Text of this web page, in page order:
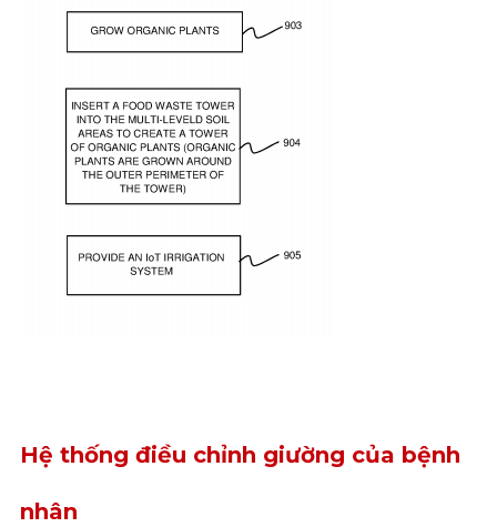
Hệ thống điều chỉnh giường của bệnh
nhân